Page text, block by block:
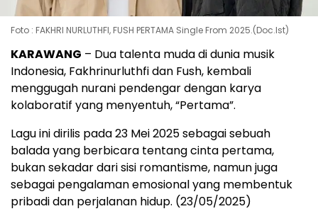
Foto : FAKHRI NURLUTHFI, FUSH PERTAMA Single From 2025.(Doc.Ist)
KARAWANG – Dua talenta muda di dunia musik
Indonesia, Fakhrinurluthfi dan Fush, kembali
menggugah nurani pendengar dengan karya
kolaboratif yang menyentuh, “Pertama”.
Lagu ini dirilis pada 23 Mei 2025 sebagai sebuah
balada yang berbicara tentang cinta pertama,
bukan sekadar dari sisi romantisme, namun juga
sebagai pengalaman emosional yang membentuk
pribadi dan perjalanan hidup. (23/05/2025)